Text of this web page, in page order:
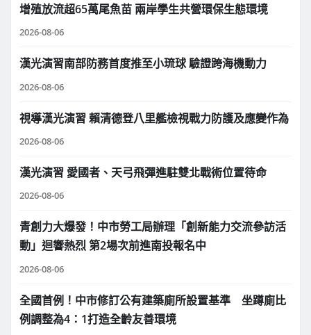
增殖放流超65萬尾魚苗 兩岸學生共營環保生態環境
2026-08-06
漢光演習南部防務首度推至小琉球 驗證跨海機動力
2026-08-06
視導漢光演習 賴清德登八里艦檢視戰力防護及應變作為
2026-08-06
漢光演習 愛國者、天弓飛彈進駐雙北戰術位置待命
2026-08-06
青創力大爆發！中市勞工局辦理「創新能力交流參訪活
動」迴響熱烈 第2場次前進南投報名中
2026-08-06
全國首例！中市修訂公有建築廁所設置基準 坐蹲廁比
例調整為4：1打造全齡友善環境